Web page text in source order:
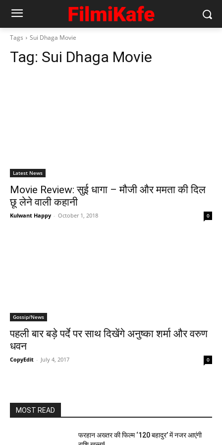
Tags Sui Dhaga Movie
Tag: Sui Dhaga Movie
Latest News
Movie Review: सुई धागा – मौजी और ममता की दिल
छू लेने वाली कहानी
Kulwant Happy - October 1, 2018 0
Gossip/News
पहली बार बड़े पर्दे पर साथ दिखेंगे अनुष्‍का शर्मा और वरुण
धवन
CopyEdit - July 4, 2017 0
MOST READ
फरहान अख्तर की फिल्म ‘120 बहादुर’ में नजर आएंगी